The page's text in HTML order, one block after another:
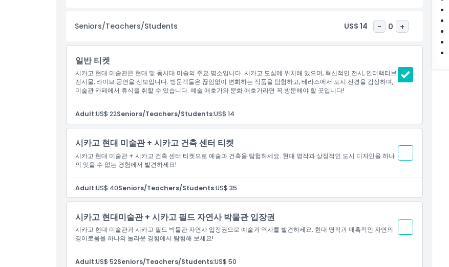
포함되지 않는 사항
알아야 할 사항
위치
가는 방법
교환 방법
취소 정책
Seniors/Teachers/Students US$ 14 - 0 +
일반 티켓
시카고 현대 미술관은 현대 및 동시대 미술의 주요 명소입니다. 시카고 도심에 위치해 있으며, 혁신적인 전시, 인터랙티브
전시물, 라이브 공연을 선보입니다. 방문객들은 끊임없이 변화하는 작품을 탐험하고, 테라스에서 도시 전경을 감상하며,
미술관 카페에서 휴식을 취할 수 있습니다. 예술 애호가와 문화 애호가라면 꼭 방문해야 할 곳입니다!
Adult:US$ 22Seniors/Teachers/Students:US$ 14
시카고 현대 미술관 + 시카고 건축 센터 티켓
시카고 현대 미술관 + 시카고 건축 센터 티켓으로 예술과 건축을 탐험하세요. 현대 명작과 상징적인 도시 디자인을 하나
의 잊을 수 없는 경험에서 발견하세요!
Adult:US$ 40Seniors/Teachers/Students:US$ 35
시카고 현대미술관 + 시카고 필드 자연사 박물관 입장권
시카고 현대 미술관과 시카고 필드 박물관 자연사 입장권으로 예술과 역사를 발견하세요. 현대 명작과 매혹적인 자연의
경이로움을 하나의 놀라운 경험에서 탐험해 보세요!
Adult:US$ 52Seniors/Teachers/Students:US$ 50